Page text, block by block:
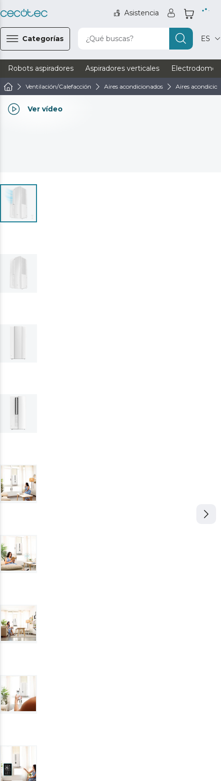
Asistencia
Categorías ¿Qué buscas? ES
Robots aspiradores Aspiradores verticales
Ventilación/Calefacción Aires acondicionados Aires
Ver vídeo